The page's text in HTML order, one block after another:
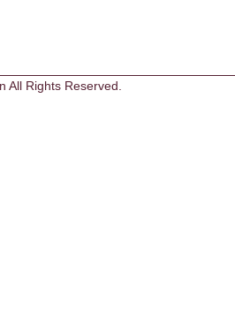
All Rights Reserved.